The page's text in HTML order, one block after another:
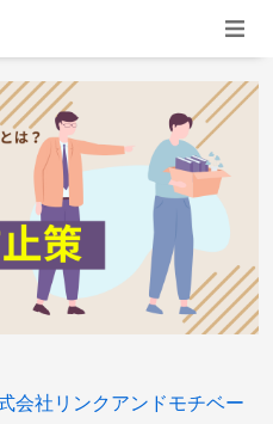
ナビ
会社リンクアンドモチベー